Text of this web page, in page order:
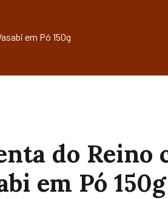
em Pó 150g
do Reino
em Pó 150g